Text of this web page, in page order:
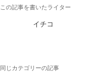
この記事を書いたライター
イチコ
同じカテゴリーの記事